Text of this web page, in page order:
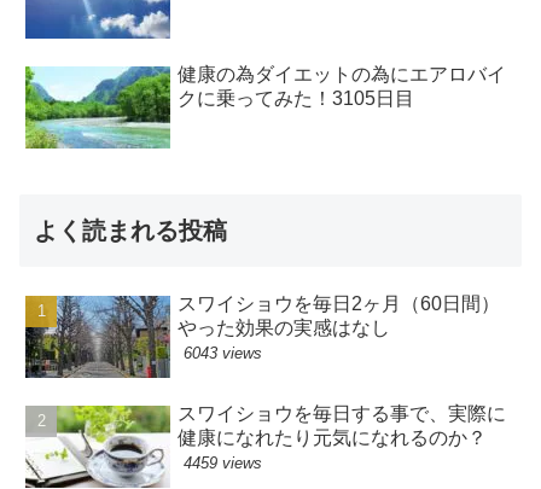
健康の為ダイエットの為にエアロバイ
クに乗ってみた！3105日目
よく読まれる投稿
スワイショウを毎日2ヶ月（60日間）
やった効果の実感はなし
6043 views
スワイショウを毎日する事で、実際に
健康になれたり元気になれるのか？
4459 views